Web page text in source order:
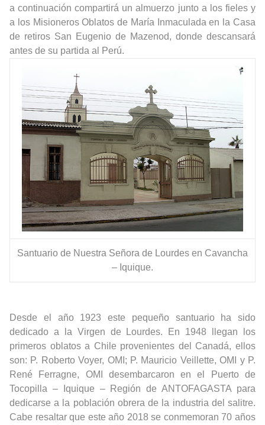
a continuación compartirá un almuerzo junto a los fieles y
a los Misioneros Oblatos de María Inmaculada en la Casa
de retiros San Eugenio de Mazenod, donde descansará
antes de su partida al Perú.
Santuario de Nuestra Señora de Lourdes en Cavancha
– Iquique.
Desde el año 1923 este pequeño santuario ha sido
dedicado a la Virgen de Lourdes. En 1948 llegan los
primeros oblatos a Chile provenientes del Canadá, ellos
son: P. Roberto Voyer, OMI; P. Mauricio Veillette, OMI y P.
René Ferragne, OMI desembarcaron en el Puerto de
Tocopilla – Iquique – Región de ANTOFAGASTA para
dedicarse a la población obrera de la industria del salitre.
Cabe resaltar que este año 2018 se conmemoran 70 años